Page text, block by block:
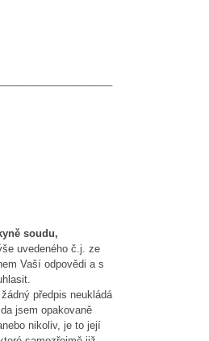
soudu,
uvedeného č.j. ze
Vaší odpovědi a s
předpis neukládá
jsem opakovaně
nikoliv, je to její